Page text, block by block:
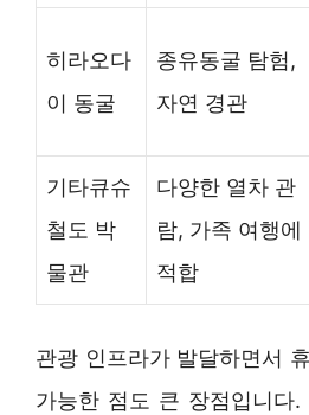
히라오다
이 동굴
종유동굴 탐험,
자연 경관
기타큐슈
철도 박
물관
다양한 열차 관
람, 가족 여행에
적합
관광 인프라가 발달하면서
가능한 점도 큰 장점입니다.